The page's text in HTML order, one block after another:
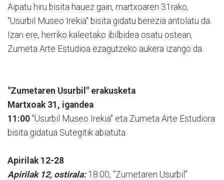
Aipatu hiru bisita hauez gain, martxoaren 31rako,
"Usurbil Museo Irekia" bisita gidatu berezia antolatu da.
Izan ere, herriko kaleetako ibilbidea osatu ostean,
Zumeta Arte Estudioa ezagutzeko aukera izango da.
"Zumetaren Usurbil" erakusketa
Martxoak 31, igandea
11:00 "Usurbil Museo Irekia" eta Zumeta Arte Estudiora
bisita gidatua Sutegitik abiatuta.
Apirilak 12-28
Apirilak 12, ostirala: 18:00, "Zumetaren Usurbil"